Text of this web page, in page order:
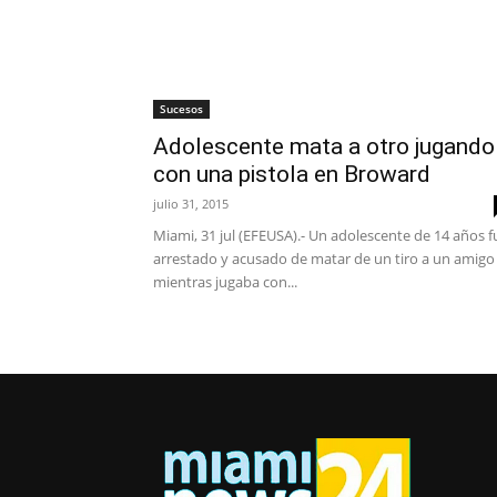
Sucesos
Adolescente mata a otro jugando
con una pistola en Broward
julio 31, 2015
Miami, 31 jul (EFEUSA).- Un adolescente de 14 años
arrestado y acusado de matar de un tiro a un amigo
mientras jugaba con...